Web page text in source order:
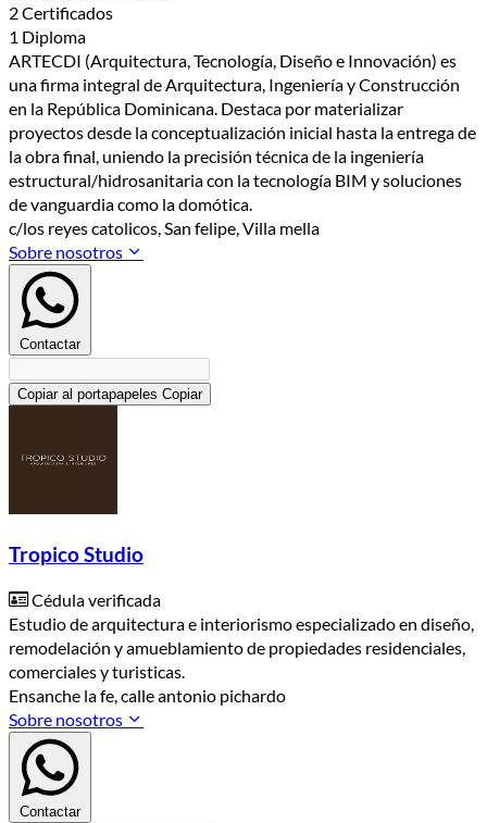
2 Certificados
1 Diploma
ARTECDI (Arquitectura, Tecnología, Diseño e Innovación) es
una firma integral de Arquitectura, Ingeniería y Construcción
en la República Dominicana. Destaca por materializar
proyectos desde la conceptualización inicial hasta la entrega de
la obra final, uniendo la precisión técnica de la ingeniería
estructural/hidrosanitaria con la tecnología BIM y soluciones
de vanguardia como la domótica.
c/los reyes catolicos, San felipe, Villa mella
Sobre nosotros
Contactar
Copiar al portapapeles Copiar
Tropico Studio
Cédula verificada
Estudio de arquitectura e interiorismo especializado en diseño,
remodelación y amueblamiento de propiedades residenciales,
comerciales y turisticas.
Ensanche la fe, calle antonio pichardo
Sobre nosotros
Contactar